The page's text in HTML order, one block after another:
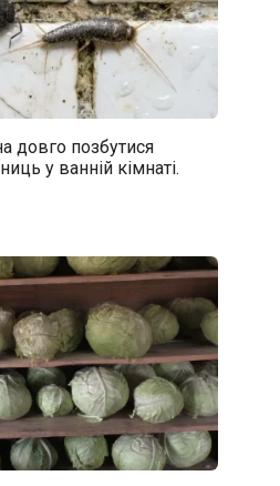
довго позбутися
у ванній кімнаті.